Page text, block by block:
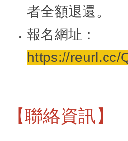
者全額退還。
報名網址 ：
https://reurl.cc/
【聯絡資訊】